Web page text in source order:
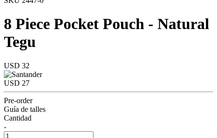
8 Piece Pocket Pouch - Natural
Tegu
USD 32
USD 27
Pre-order
Guía de talles
Cantidad
-